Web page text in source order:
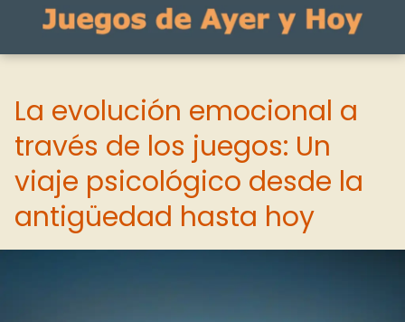
La evolución emocional a
través de los juegos: Un
viaje psicológico desde la
antigüedad hasta hoy